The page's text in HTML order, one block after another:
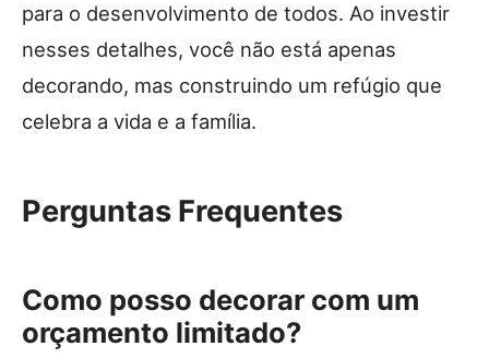
para o desenvolvimento de todos. Ao investir
nesses detalhes, você não está apenas
decorando, mas construindo um refúgio que
celebra a vida e a família.
Perguntas Frequentes
Como posso decorar com um
orçamento limitado?